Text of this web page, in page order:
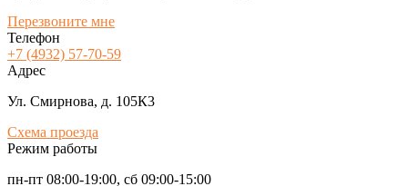
Перезвоните мне
Телефон
+7 (4932) 57-70-59
Адрес
Ул. Смирнова, д. 105К3
Схема проезда
Режим работы
пн-пт 08:00-19:00, сб 09:00-15:00